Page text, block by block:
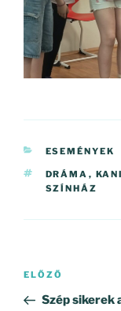
KATEGÓRIÁK
ESEMÉNYEK
CÍMKÉK
DRÁMA ,
SZÍNHÁZ
Bejegyzés
Korábbi
bejegyzés
ELŐZŐ
Szép sikerek